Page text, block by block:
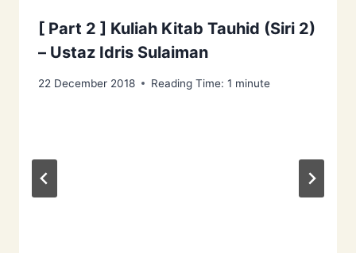
[ Part 2 ] Kuliah Kitab Tauhid (Siri 2)
– Ustaz Idris Sulaiman
22 December 2018 Reading Time: 1 minute